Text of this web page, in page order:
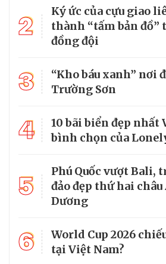
2
Ký ức của cựu giao
thành “tấm bản đồ”
đồng đội
3
“Kho báu xanh” nơi
Trường Sơn
4
10 bãi biển đẹp nhất
bình chọn của
5
Phú Quốc vượt Bali,
đảo đẹp thứ hai
Dương
6
World Cup 2026
tại Việt Nam?